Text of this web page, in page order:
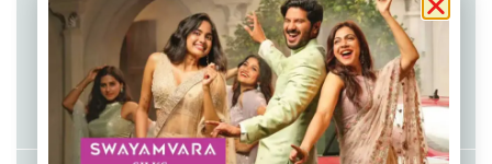
കൊടിയ്ക്കകം പള്ളിക്കൂടം ഗ്രൂപ്പ്
സ്വാതന്ത്ര്യദിനാഘോഷം
സംഘടിപ്പിച്ചു